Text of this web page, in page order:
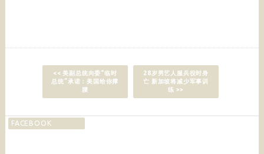
<< 美副总统向委“临时
总统”承诺：美国给你撑
腰
28岁男艺人服兵役时身
亡 新加坡将减少军事训
练 >>
FACEBOOK